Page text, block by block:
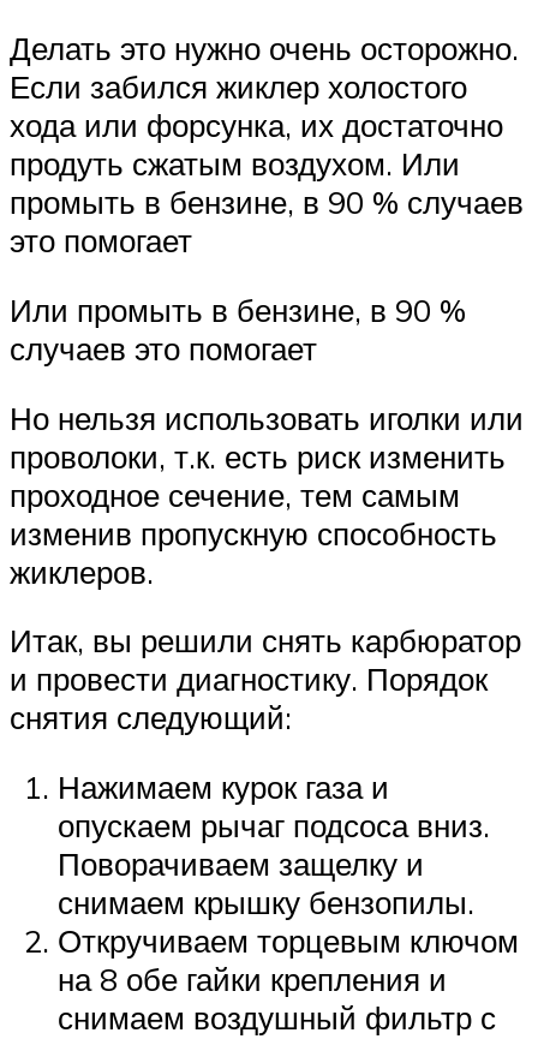
Делать это нужно очень осторожно.
Если забился жиклер холостого
хода или форсунка, их достаточно
продуть сжатым воздухом. Или
промыть в бензине, в 90 % случаев
это помогает
Или промыть в бензине, в 90 %
случаев это помогает
Но нельзя использовать иголки или
проволоки, т.к. есть риск изменить
проходное сечение, тем самым
изменив пропускную способность
жиклеров.
Итак, вы решили снять карбюратор
и провести диагностику. Порядок
снятия следующий:
Нажимаем курок газа и
опускаем рычаг подсоса вниз.
Поворачиваем защелку и
снимаем крышку бензопилы.
Откручиваем торцевым ключом
на 8 обе гайки крепления и
снимаем воздушный фильтр с